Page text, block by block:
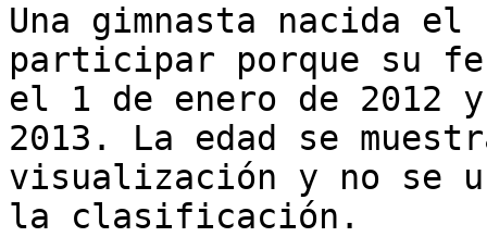
Una gimnasta nacida el
participar porque su
el 1 de enero de 2012
2013. La edad se
visualización y no se
la clasificación.